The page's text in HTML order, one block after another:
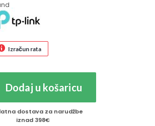
Izračun rata
Dodaj u košaricu
dostava za narudžbe
iznad 398€